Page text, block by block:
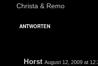
Christa & Remo
ANTWORTEN
Horst August 12, 2009 at